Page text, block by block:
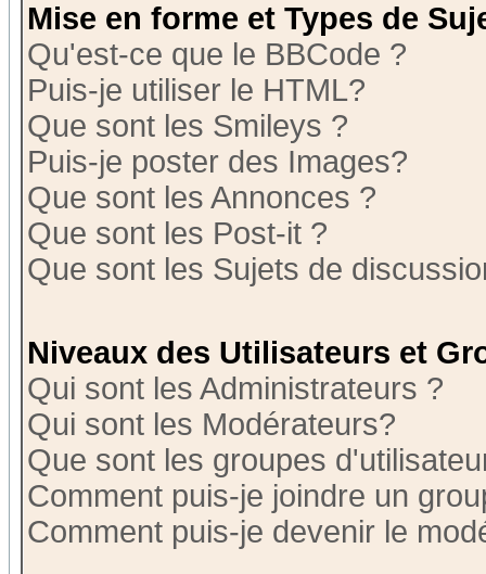
Mise en forme et Types de
Qu'est-ce que le BBCode ?
Puis-je utiliser le HTML?
Que sont les Smileys ?
Puis-je poster des Images?
Que sont les Annonces ?
Que sont les Post-it ?
Que sont les Sujets de
Niveaux des Utilisateurs et
Qui sont les Administrateurs ?
Qui sont les Modérateurs?
Que sont les groupes
Comment puis-je joindre un
Comment puis-je devenir le